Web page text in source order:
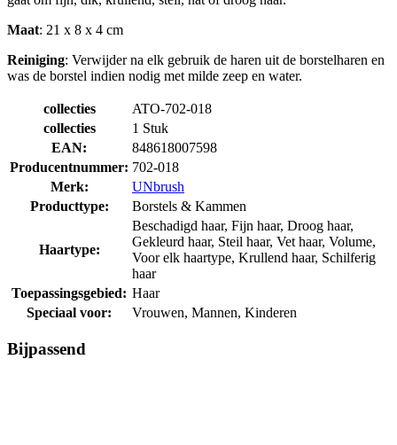
Maat: 21 x 8 x 4 cm
Reiniging: Verwijder na elk gebruik de haren uit de borstelharen en
was de borstel indien nodig met milde zeep en water.
collecties
ATO-702-018
collecties
1 Stuk
EAN:
848618007598
Producentnummer: 702-018
Merk:
UNbrush
Producttype:
Borstels & Kammen
Haartype:
Beschadigd haar, Fijn haar, Droog haar,
Gekleurd haar, Steil haar, Vet haar, Volume,
Voor elk haartype, Krullend haar, Schilferig
haar
Toepassingsgebied: Haar
Speciaal voor:
Vrouwen, Mannen, Kinderen
Bijpassend